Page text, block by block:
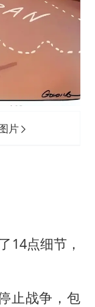
片
14点细节，
止战争，包